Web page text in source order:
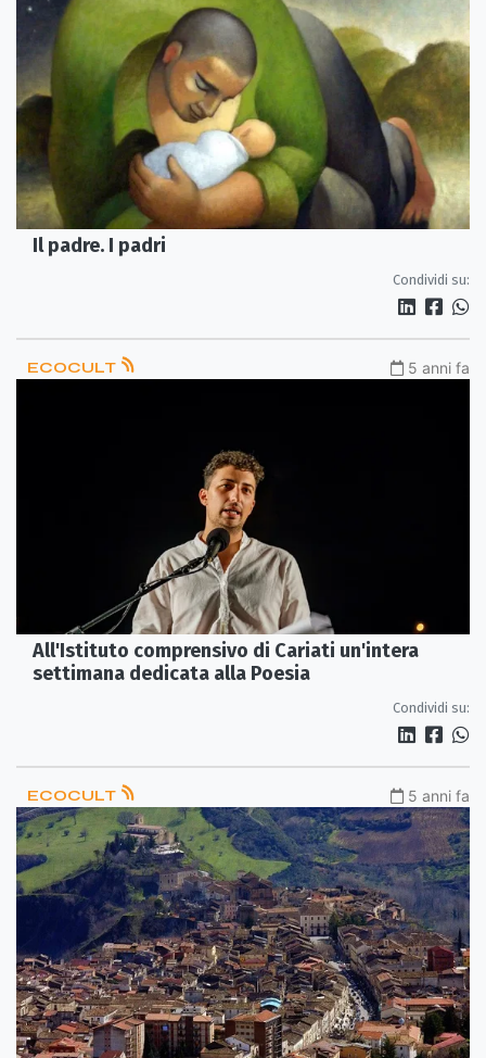
Il padre. I padri
Condividi su:
ECOCULT 5 anni fa
All'Istituto comprensivo di Cariati un'intera
settimana dedicata alla Poesia
Condividi su:
ECOCULT 5 anni fa